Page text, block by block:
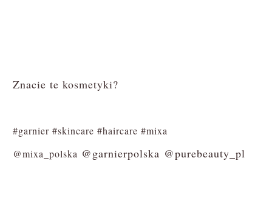
Znacie te kosmetyki?
#garnier #skincare #haircare #mixa
@mixa_polska @garnierpolska @purebeauty_pl